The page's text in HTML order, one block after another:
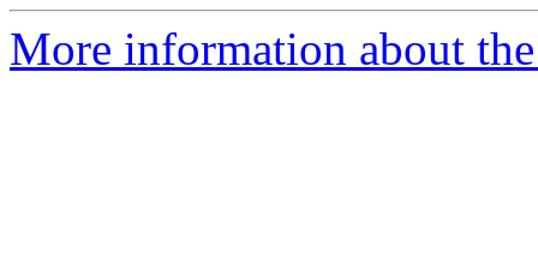
More information about